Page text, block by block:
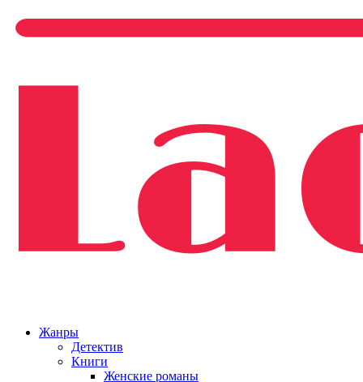
Жанры
Детектив
Книги
Женские романы